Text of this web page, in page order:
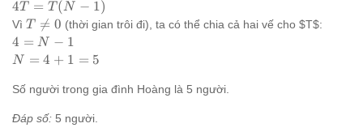
T(N-
1)
+ 4T
=
4H
+
T(N-
1)
4T =
T(N-
1)
4T = T (N − 1)
Vì T
\ne
0
T 
= 0 (thời gian trôi đi), ta có thể chia cả hai vế cho $T$:
4
=
1
4 = N − 1
N
4
1
N = 4 + 1 = 5
Số người trong gia đình Hoàng là 5 người.
Đáp số: 5 người.